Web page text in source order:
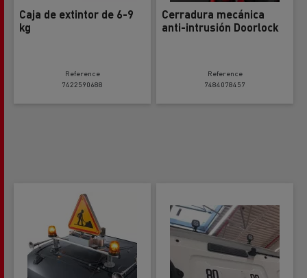
Caja de extintor de 6-9
kg
Reference
7422590688
Cerradura mecánica
anti-intrusión Doorlock
Reference
7484078457